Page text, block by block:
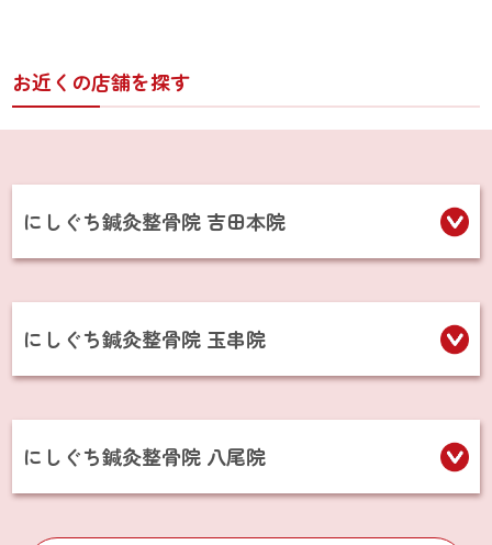
お近くの店舗を探す
にしぐち鍼灸整骨院 吉田本院
にしぐち鍼灸整骨院 玉串院
にしぐち鍼灸整骨院 八尾院